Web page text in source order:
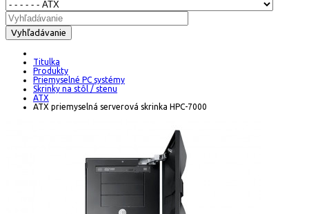
Vyhľadávanie
Titulka
Produkty
Priemyselné PC systémy
Skrinky na stôl / stenu
ATX
ATX priemyselná serverová skrinka HPC-7000